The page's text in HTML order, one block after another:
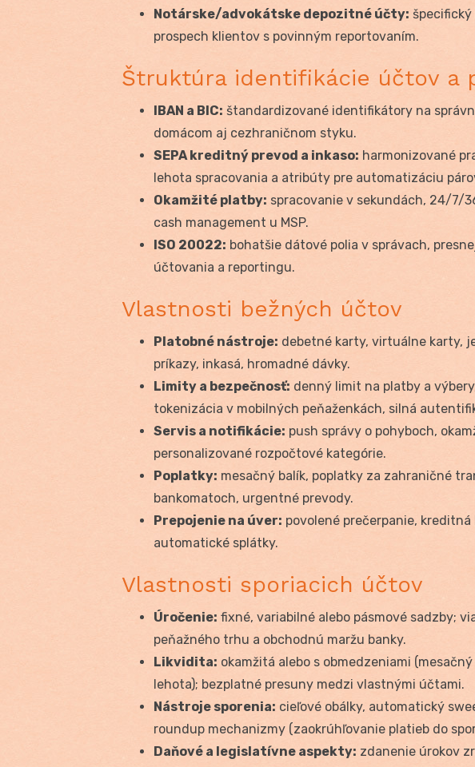
Notárske/advokátske depozitné účty:
prospech klientov s povinným reportovaním.
Štruktúra identifikácie účtov a
IBAN a BIC: štandardizované identifikátory na
domácom aj cezhraničnom styku.
SEPA kreditný prevod a inkaso: harmonizované
lehota spracovania a atribúty pre automatizáciu
Okamžité platby: spracovanie v sekundách, 24/7/
cash management u MSP.
ISO 20022: bohatšie dátové polia v správach,
účtovania a reportingu.
Vlastnosti bežných účtov
Platobné nástroje: debetné karty, virtuálne karty,
príkazy, inkasá, hromadné dávky.
Limity a bezpečnosť: denný limit na platby a
tokenizácia v mobilných peňaženkách, silná
Servis a notifikácie: push správy o pohyboch,
personalizované rozpočtové kategórie.
Poplatky: mesačný balík, poplatky za zahraničné
bankomatoch, urgentné prevody.
Prepojenie na úver: povolené prečerpanie,
automatické splátky.
Vlastnosti sporiacich účtov
Úročenie: fixné, variabilné alebo pásmové sadzby;
peňažného trhu a obchodnú maržu banky.
Likvidita: okamžitá alebo s obmedzeniami
lehota); bezplatné presuny medzi vlastnými účtami.
Nástroje sporenia: cieľové obálky, automatický
roundup mechanizmy (zaokrúhľovanie platieb do
Daňové a legislatívne aspekty: zdanenie úrokov